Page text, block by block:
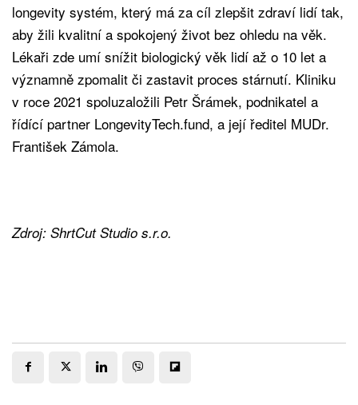
longevity systém, který má za cíl zlepšit zdraví lidí tak,
aby žili kvalitní a spokojený život bez ohledu na věk.
Lékaři zde umí snížit biologický věk lidí až o 10 let a
významně zpomalit či zastavit proces stárnutí. Kliniku
v roce 2021 spoluzaložili Petr Šrámek, podnikatel a
řídící partner LongevityTech.fund, a její ředitel MUDr.
František Zámola.
Zdroj: ShrtCut Studio s.r.o.